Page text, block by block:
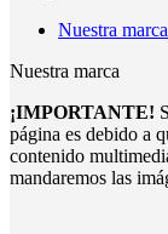
Nuestra marca
Nuestra marca
¡IMPORTANTE!
página es debido a
contenido
mandaremos las